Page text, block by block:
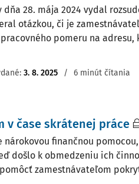
28. mája 2024 vydal
otázkou, či je
pomeru na adresu,
3. 8. 2025 / 6 minút čítania
v čase skrátenej práce
nárokovou finančnou
došlo k obmedzeniu ich
zamestnávateľom